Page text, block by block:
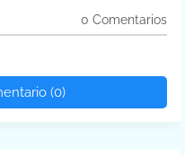
0 Comentarios
(0)